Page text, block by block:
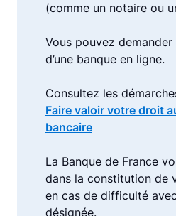
(comme un notaire ou
Vous pouvez
d’une banque en ligne.
Consultez les
Faire valoir votre droit
bancaire
La Banque de France
dans la constitution de
en cas de difficulté
désignée.